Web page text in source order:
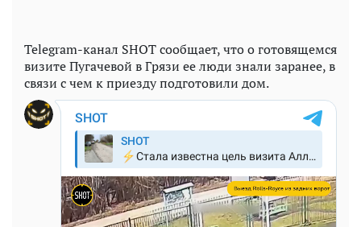
Telegram-канал SHOT сообщает, что о готовящемся
визите Пугачевой в Грязи ее люди знали заранее, в
связи с чем к приезду подготовили дом.